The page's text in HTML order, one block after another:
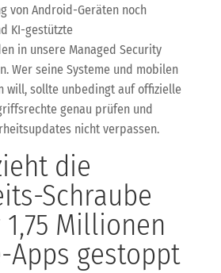
von Android-Geräten noch
KI-gestützte
in unsere Managed Security
Wer seine Systeme und mobilen
will, sollte unbedingt auf offizielle
genau prüfen und
nicht verpassen.
die
Schraube
Millionen
Apps gestoppt